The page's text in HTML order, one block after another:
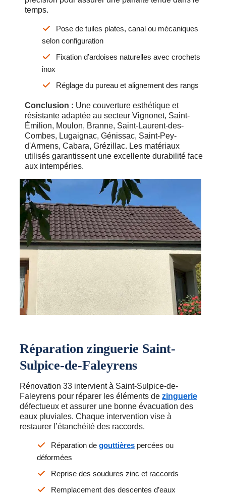
temps.
Pose de tuiles plates, canal ou mécaniques
selon configuration
Fixation d’ardoises naturelles avec crochets
inox
Réglage du pureau et alignement des rangs
Conclusion : Une couverture esthétique et
résistante adaptée au secteur Vignonet, Saint-
Émilion, Moulon, Branne, Saint-Laurent-des-
Combes, Lugaignac, Génissac, Saint-Pey-
d'Armens, Cabara, Grézillac. Les matériaux
utilisés garantissent une excellente durabilité face
aux intempéries.
Réparation zinguerie Saint-
Sulpice-de-Faleyrens
Rénovation 33 intervient à Saint-Sulpice-de-
Faleyrens pour réparer les éléments de zinguerie
défectueux et assurer une bonne évacuation des
eaux pluviales. Chaque intervention vise à
restaurer l’étanchéité des raccords.
Réparation de gouttières percées ou
déformées
Reprise des soudures zinc et raccords
Remplacement des descentes d’eaux